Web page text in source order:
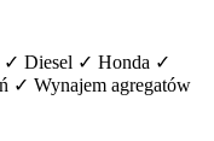
✓ Diesel ✓ Honda ✓
✓ Wynajem agregatów